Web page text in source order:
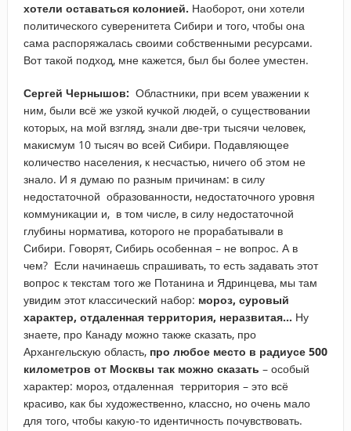
хотели оставаться колонией. Наоборот, они хотели
политического суверенитета Сибири и того, чтобы она
сама распоряжалась своими собственными ресурсами.
Вот такой подход, мне кажется, был бы более уместен.
Сергей Чернышов: Областники, при всем уважении к
ним, были всё же узкой кучкой людей, о существовании
которых, на мой взгляд, знали две-три тысячи человек,
макисмум 10 тысяч во всей Сибири. Подавляющее
количество населения, к несчастью, ничего об этом не
знало. И я думаю по разным причинам: в силу
недостаточной образованности, недостаточного уровня
коммуникации и, в том числе, в силу недостаточной
глубины норматива, которого не прорабатывали в
Сибири. Говорят, Сибирь особенная – не вопрос. А в
чем? Если начинаешь спрашивать, то есть задавать этот
вопрос к текстам того же Потанина и Ядринцева, мы там
увидим этот классический набор: мороз, суровый
характер, отдаленная территория, неразвитая… Ну
знаете, про Канаду можно также сказать, про
Архангельскую область, про любое место в радиусе 500
километров от Москвы так можно сказать – особый
характер: мороз, отдаленная территория – это всё
красиво, как бы художественно, классно, но очень мало
для того, чтобы какую-то идентичность почувствовать.